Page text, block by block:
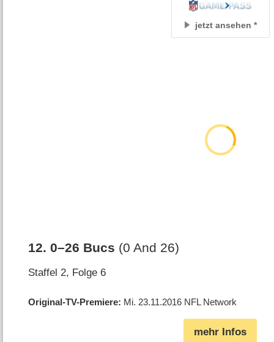
jetzt ansehen
12.0⁠–⁠26 Bucs (0 And 26)
Staffel 2, Folge 6
Original-TV-Premiere Mi. 23.11.2016 NFL Network
mehr Infos